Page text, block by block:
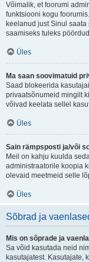
Võimalik, et foorumi
funktsiooni kogu
keelanud just Sinul
saamiseks tuleks
Üles
Ma saan soovimatuid
Saad blokeerida
privaatsõnumeid mingilt
võivad keelata sellel
Üles
Sain rämpsposti ja/või
Meil on kahju kuulda
administraatorile koopia
olevaid meetmeid selle
Üles
Sõbrad ja
Mis on sõprade ja
Sa võid kasutada neid
kasutajatest. Kasutajate,